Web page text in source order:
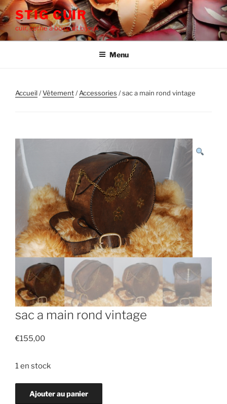
Aller
au
contenu
principal
STIG CUIR
cuir, corne à boire et bijoux
Menu
Accueil/‎Vêtement/Accessories / sac a main rond vintage
sac a main rond vintage
€155,00
1 en stock
Ajouter au panier